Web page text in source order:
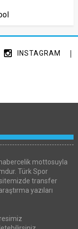
INSTAGRAM
mottosuyla
Türk Spor
transfer
yazıları